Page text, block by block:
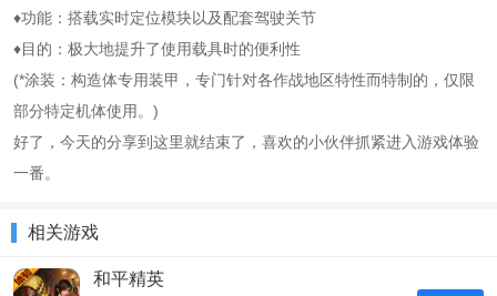
♦功能：搭载实时定位模块以及配套驾驶关节
♦目的：极大地提升了使用载具时的便利性
(*涂装：构造体专用装甲，专门针对各作战地区特性而特制的，仅限
部分特定机体使用。)
好了，今天的分享到这里就结束了，喜欢的小伙伴抓紧进入游戏体验
一番。
相关游戏
和平精英